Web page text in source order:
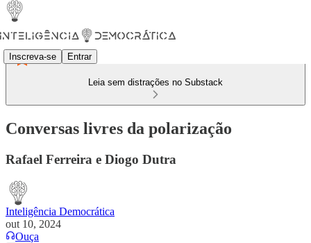
Inscreva-se Entrar
Leia sem distrações no Substack
Conversas livres da polarização
Rafael Ferreira e Diogo Dutra
Inteligência Democrática
out 10, 2024
Ouça